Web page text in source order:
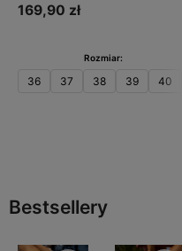
169,90 zł
Rozmiar:
36 37 38 39 40
Bestsellery